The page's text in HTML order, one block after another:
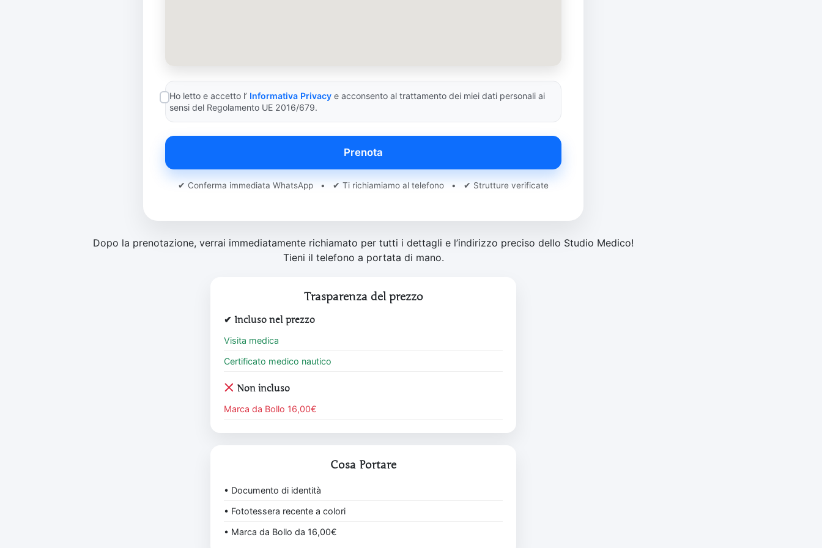
Ho letto e accetto l’ Informativa Privacy e acconsento al trattamento dei miei dati personali ai
sensi del Regolamento UE 2016/679.
Prenota
✔ Conferma immediata WhatsApp • ✔ Ti richiamiamo al telefono • ✔ Strutture verificate
Dopo la prenotazione, verrai immediatamente richiamato per tutti i dettagli e l’indirizzo preciso dello Studio Medico!
Tieni il telefono a portata di mano.
Trasparenza del prezzo
✔ Incluso nel prezzo
Visita medica
Certificato medico nautico
Non incluso
Marca da Bollo 16,00€
Cosa Portare
• Documento di identità
• Fototessera recente a colori
• Marca da Bollo da 16,00€